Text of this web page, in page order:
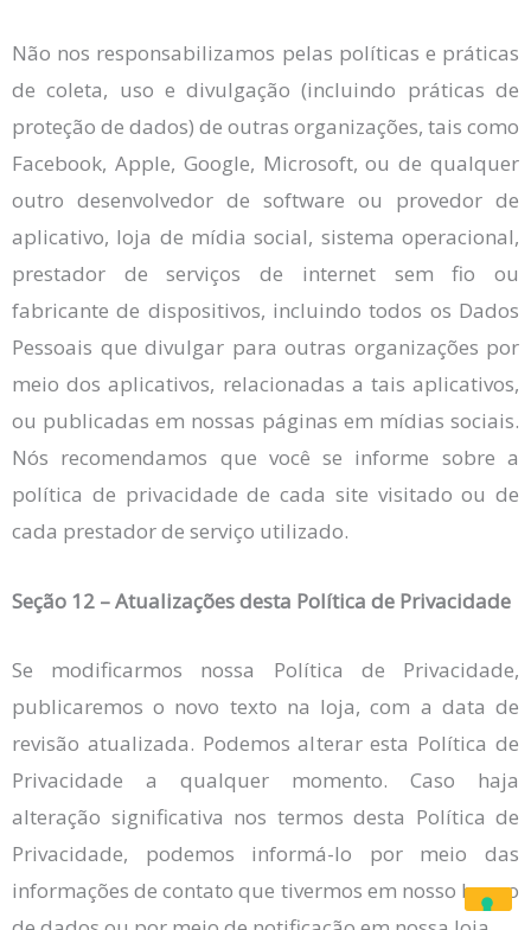
Não nos responsabilizamos pelas políticas e práticas
de coleta, uso e divulgação (incluindo práticas de
proteção de dados) de outras organizações, tais como
Facebook, Apple, Google, Microsoft, ou de qualquer
outro desenvolvedor de software ou provedor de
aplicativo, loja de mídia social, sistema operacional,
prestador de serviços de internet sem fio ou
fabricante de dispositivos, incluindo todos os Dados
Pessoais que divulgar para outras organizações por
meio dos aplicativos, relacionadas a tais aplicativos,
ou publicadas em nossas páginas em mídias sociais.
Nós recomendamos que você se informe sobre a
política de privacidade de cada site visitado ou de
cada prestador de serviço utilizado.
Seção 12 – Atualizações desta Política de Privacidade
Se modificarmos nossa Política de Privacidade,
publicaremos o novo texto na loja, com a data de
revisão atualizada. Podemos alterar esta Política de
Privacidade a qualquer momento. Caso haja
alteração significativa nos termos desta Política de
Privacidade, podemos informá-lo por meio das
informações de contato que tivermos em nosso banco